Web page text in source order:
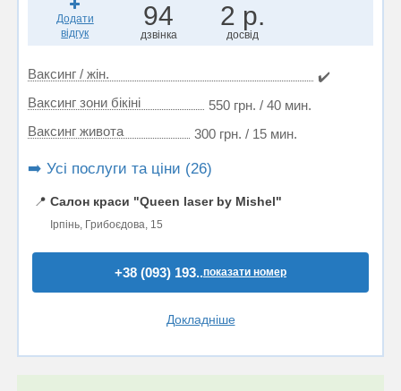
Додати
відгук
94
дзвінка
2 р.
досвід
Ваксинг / жін.
✔️
Ваксинг зони бікіні
550 грн. / 40 мин.
Ваксинг живота
300 грн. / 15 мин.
➡️ Усі послуги та ціни (26)
📍 Салон краси "Queen laser by Mishel"
Ірпінь, Грибоєдова, 15
+38 (093) 193..показати номер
Докладніше